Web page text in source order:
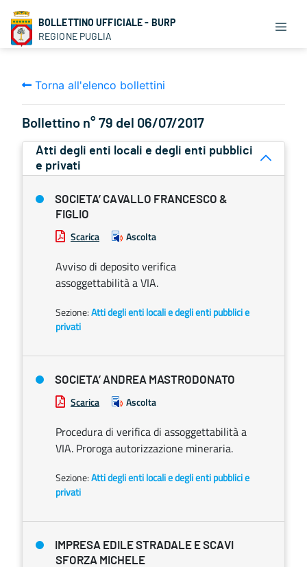
BOLLETTINO UFFICIALE - BURP
REGIONE PUGLIA
Torna all'elenco bollettini
Bollettino n° 79 del 06/07/2017
Atti degli enti locali e degli enti pubblici
e privati
SOCIETA’ CAVALLO FRANCESCO &
FIGLIO
Scarica Ascolta
Avviso di deposito verifica
assoggettabilità a VIA.
Sezione:Atti degli enti locali e degli enti pubblici e
privati
SOCIETA’ ANDREA MASTRODONATO
Scarica Ascolta
Procedura di verifica di assoggettabilità a
VIA. Proroga autorizzazione mineraria.
Sezione:Atti degli enti locali e degli enti pubblici e
privati
IMPRESA EDILE STRADALE E SCAVI
SFORZA MICHELE